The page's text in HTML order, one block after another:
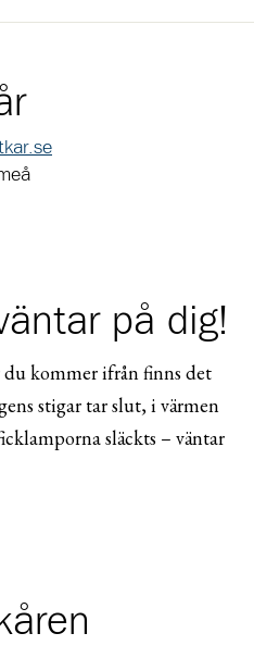
på dig!
du kommer ifrån finns det
stigar tar slut, i värmen
släckts – väntar